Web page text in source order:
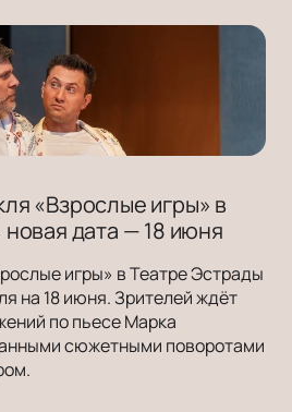
«Взрослые игры» в
дата — 18 июня
игры» в Театре Эстрады
на 18 июня. Зрителей ждёт
по пьесе Марка
сюжетными поворотами